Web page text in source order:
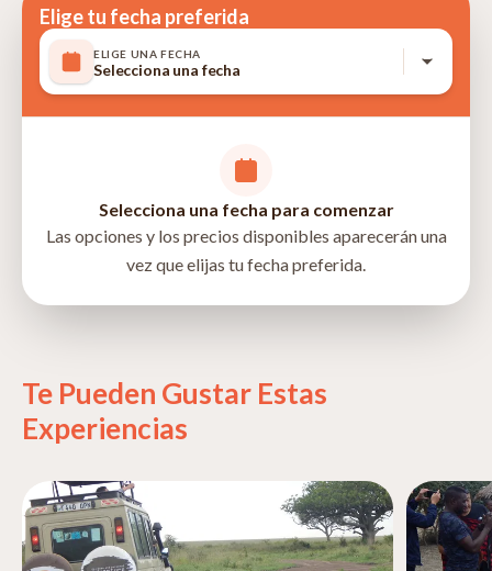
Vuelos internacionales
Arusha, Arusha, Tanzania
Elige tu fecha preferida
ELIGE UNA FECHA
Selecciona una fecha
Selecciona una fecha para comenzar
Las opciones y los precios disponibles aparecerán una
vez que elijas tu fecha preferida.
Te Pueden Gustar Estas
Experiencias